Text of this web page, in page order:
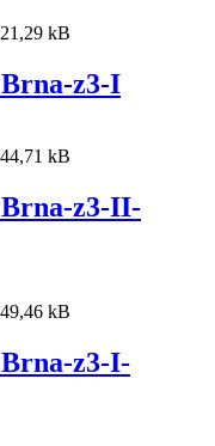
kB
z3-I
kB
z3-II-
kB
z3-I-